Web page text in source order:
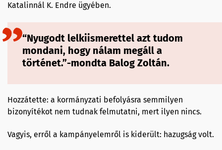
Katalinnál K. Endre ügyében.
“Nyugodt lelkiismerettel azt tudom
mondani, hogy nálam megáll a
történet.”-mondta Balog Zoltán.
Hozzátette: a kormányzati befolyásra semmilyen
bizonyítékot nem tudnak felmutatni, mert ilyen nincs.
Vagyis, erről a kampányelemről is kiderült: hazugság volt.